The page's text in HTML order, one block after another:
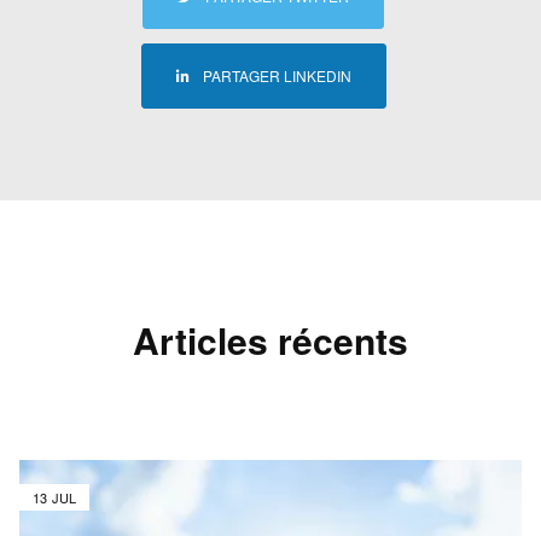
PARTAGER LINKEDIN
Articles récents
13 JUL